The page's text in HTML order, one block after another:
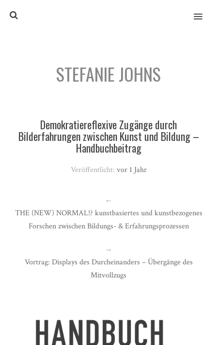
MENU
STEFANIE JOHNS
Demokratiereflexive Zugänge durch
Bilderfahrungen zwischen Kunst und Bildung –
Handbuchbeitrag
Veröffentlicht: vor 1 Jahr
←
THE (NEW) NORMAL!? kunstbasiertes und kunstbezogenes
Forschen zwischen Bildungs- & Erfahrungsprozessen
→
Vortrag: Displays des Durcheinanders – Übergänge des
Mitvollzugs